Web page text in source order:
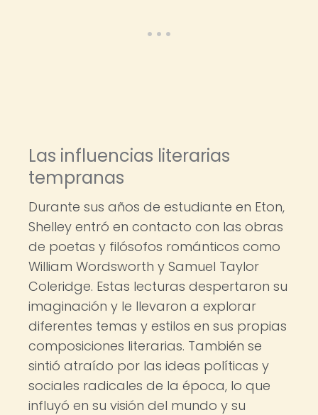
Las influencias literarias
tempranas
Durante sus años de estudiante en Eton,
Shelley entró en contacto con las obras
de poetas y filósofos románticos como
William Wordsworth y Samuel Taylor
Coleridge. Estas lecturas despertaron su
imaginación y le llevaron a explorar
diferentes temas y estilos en sus propias
composiciones literarias. También se
sintió atraído por las ideas políticas y
sociales radicales de la época, lo que
influyó en su visión del mundo y su